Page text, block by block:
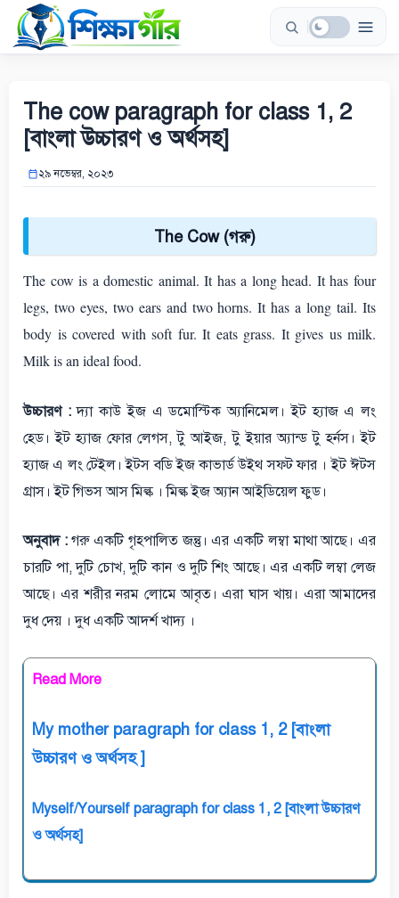
Skip
content
The cow paragraph for class 1, 2
[বাংলা উচ্চারণ ও অর্থসহ]
২৯ নভেম্বর, ২০২৩
The Cow (গরু)
The cow is a domestic animal. It has a long head. It has four
legs, two eyes, two ears and two horns. It has a long tail. Its
body is covered with soft fur. It eats grass. It gives us milk.
Milk is an ideal food.
উচ্চারণ :দ্যা কাউ ইজ এ ডমোস্টিক অ্যানিমেল। ইট হ্যাজএলং
হেড। ইট হ্যাজ ফোর লেগস, টু আইজ, টু ইয়ার অ্যান্ড টু হর্নস। ইট
হ্যাজ এ লং টেইল। ইটস বডি ইজ কাভার্ড উইথ সফ্ট ফার । ইট ঈটস
গ্রাস। ইট গিভস আস মিল্ক । মিল্ক ইজ অ্যান আইডিয়েল ফুড।
অনুবাদ :গরু একটি গৃহপালিত জন্তু। এর একটি লম্বা মাথা আছে। এর
চারটি পা, দুটি চোখ, দুটি কান ও দুটি শিং আছে। এর একটি লম্বা লেজ
আছে। এর শরীর নরম লোমে আবৃত। এরা ঘাস খায়। এরা আমাদের
দুধ দেয় । দুধ একটি আদর্শ খাদ্য ।
Read More
My mother paragraph for class 1, 2 [বাংলা
উচ্চারণ ও অর্থসহ ]
Myself/Yourself paragraph for class 1, 2 [বাংলা উচ্চারণ
ও অর্থসহ]